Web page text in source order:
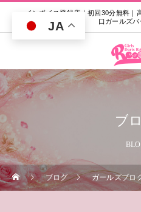
インボイス登録店｜初回30分無料
口ガールズバ
ブ
ブログ ガールズブロ
JA